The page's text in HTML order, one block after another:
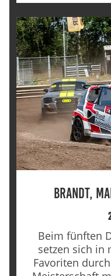
Brandt,
Beim fünften
setzen sich in
Favoriten
gw-cookie-bgimage
Anbieter:
DMSB
Zweck:
Dieser Cookie
verwendeten
Cookie Laufzeit:
24 Stunden
Anbieter:
DMSB